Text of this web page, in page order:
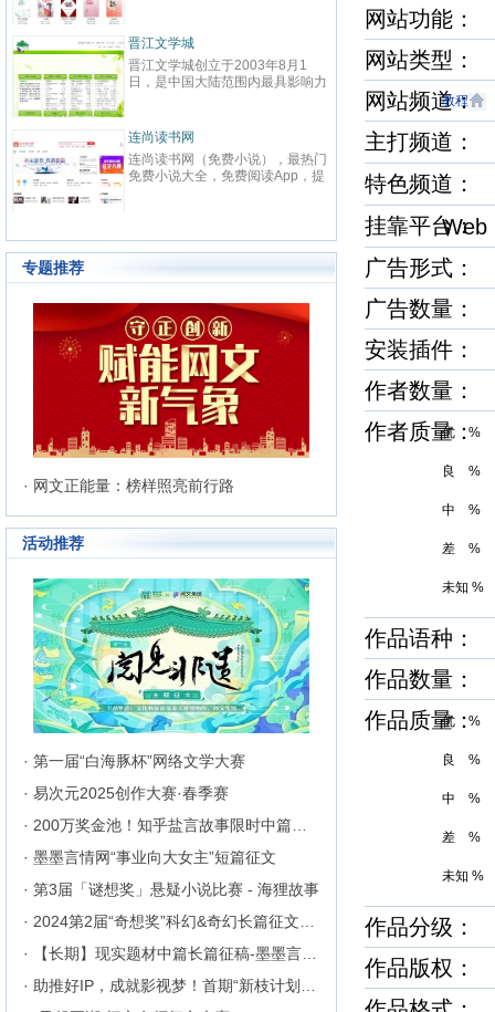
强、免费小说等在线阅读。每日最
快更新,页面简洁,访问速度快
致力
鼎、
最具
文化
化软
有“纵
优秀
读，
经过
显著
部，
6000
晋江文学城
晋江文学城创立于2003年8月1
日，是中国大陆范围内最具影响力
耽美、爱情等原创网络小说而著
名。 截止到2015年3月31日，晋
江文学城拥有在线作品177万余
部，穿越、言情、影视、都市爱
的这种不落窠臼的行事作风也在行
和两万余名签约作者在这个平台上
日更不辍，为广大网络文学爱好者
献上了一部又一部可以堪称经典的
网络文学著作。其中得以出版作品
的作者达到3000人，每天有近1万
新用户注册、750部新作品诞生，
两本新书被成功代理出版，上百部
作品签约影视，过万部作品引入手
机分销渠道，其口碑卓著的良心服
立起极高声望。 历经十二年的风
雨，晋江文学城已经从一个简单的
文学爱好者的集散地快速且稳健地
成长为行业内的翘楚，为1300万
来自不同地区和国家的注册用户突
破地区、种族、语言和国家的障碍
聚集在这里的网络文学同好们构建
起创作交流与沟通的平台。
起点
起点
立于
创文
学事
学作
大成
连尚读书网
连尚读书网（免费小说），最热门
免费小说大全，免费阅读App，提
红袖
红袖
全球
商之
拥有
统、
文、
记等
务，
写作
有长
万部
5600
专题推荐
· 网文正能量：榜样照亮前行路
活动推荐
· 第一届“白海豚杯”网络文学大赛
· 易次元2025创作大赛·春季赛
· 墨墨言情网“事业向大女主”短篇征文
· 第3届「谜想奖」悬疑小说比赛 - 海狸故事
网站功能：
网站类型：
网站频道
教程
主打频道
特色频道
挂靠平台
广告形式
广告数量：
安装插件
作者数量
作者质量
优 %
良 %
中 %
差 %
未知 %
作品语种：
作品数量
作品质量
优 %
良 %
中 %
差 %
未知 %
作品分级：
作品版权：